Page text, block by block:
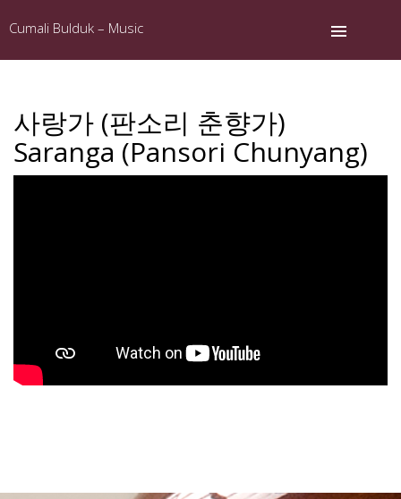
Cumali Bulduk – Music
사랑가 (판소리 춘향가)
Saranga (Pansori Chunyang)